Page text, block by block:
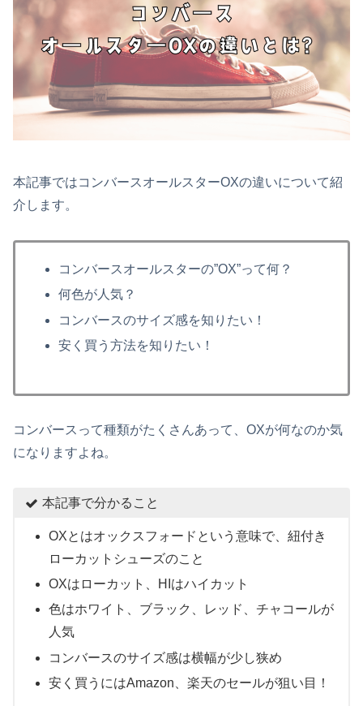
本記事ではコンバースオールスターOXの違いについて紹
介します。
コンバースオールスターの”OX”って何？
何色が人気？
コンバースのサイズ感を知りたい！
安く買う方法を知りたい！
コンバースって種類がたくさんあって、OXが何なのか気
になりますよね。
本記事で分かること
OXとはオックスフォードという意味で、紐付き
ローカットシューズのこと
OXはローカット、HIはハイカット
色はホワイト、ブラック、レッド、チャコールが
人気
コンバースのサイズ感は横幅が少し狭め
安く買うにはAmazon、楽天のセールが狙い目！